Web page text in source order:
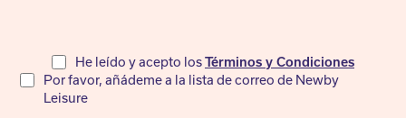
not
He leído y acepto losTérminos y Condiciones
Por favor, añádeme a la lista de correo de Newby
Leisure